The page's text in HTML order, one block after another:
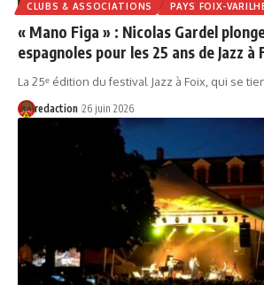
CLUBS & ASSOCIATIONS PAYS FOIX-
« Mano Figa » : Nicolas Gardel
espagnoles pour les 25 ans de Jazz à
La 25ᵉ édition du festival Jazz à Foix, qui se
redaction 26 juin 2026